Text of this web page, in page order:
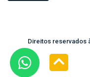
Direitos reservados